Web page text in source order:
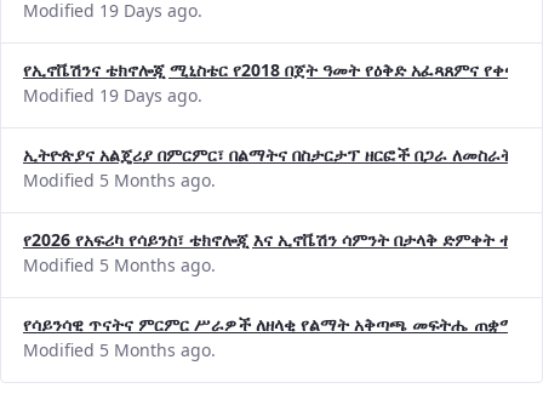
Modified 19 Days ago.
የኢኖቬሽንና ቴክኖሎጂ ሚኒስቴር የ2018 በጀት ዓመት የዕቅድ አፈጻጸምና
Modified 19 Days ago.
ኢትዮጵያና አልጄሪያ በምርምር፣ በልማትና በስታርታፕ ዘርፎች በጋራ ለመስራት
Modified 5 Months ago.
የ2026 የአፍሪካ የሳይንስ፣ ቴክኖሎጂ እና ኢኖቬሽን ሳምንት በታላቅ ድምቀት
Modified 5 Months ago.
የሳይንሳዊ ጥናትና ምርምር ሥራዎች ለዘላቂ የልማት አቅጣጫ መፍትሔ ጠቋሚ
Modified 5 Months ago.